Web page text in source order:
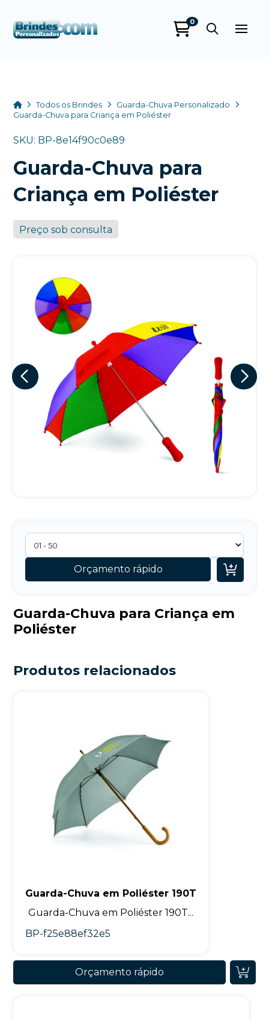
0
HomeTodos os Brindes
Guarda-Chuva Personalizado
Guarda-Chuva para Criança em Poliéster
SKU: BP-8e14f90c0e89
Guarda-Chuva para
Criança em Poliéster
Preço sob consulta
Orçamento rápido 
Guarda-Chuva para Criança em
Poliéster
Produtos relacionados
Guarda-Chuva em Poliéster 190T
Guarda-Chuva em Poliéster 190T...
BP-f25e88ef32e5
Orçamento rápido
+55
Eu concordo em receber comunicações.
A nossa empresa está comprometida a proteger e respeitar
sua privacidade, utilizaremos seus dados apenas para fins
de marketing. Você pode alterar suas preferências a
qualquer momento.
Iniciar conversa